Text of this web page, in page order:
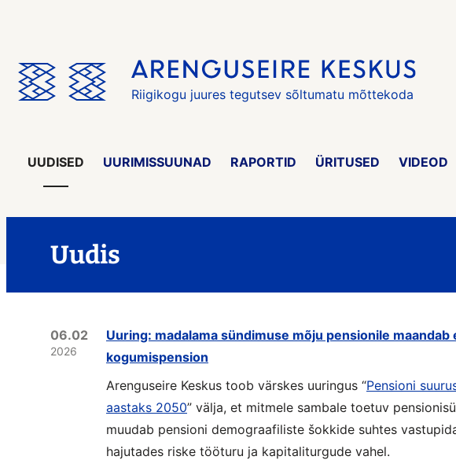
Riigikogu juures tegutsev sõltumatu mõttekoda
UUDISED UURIMISSUUNAD RAPORTID ÜRITUSED VIDEOD
Uudis
06.02
2026
Uuring: madalama sündimuse mõju pensionile maandab
kogumispension
Arenguseire Keskus toob värskes uuringus “Pensioni
aastaks 2050” välja, et mitmele sambale toetuv
muudab pensioni demograafiliste šokkide suhtes
hajutades riske tööturu ja kapitaliturgude vahel.